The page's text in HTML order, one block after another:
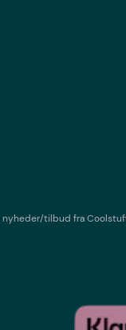
nyheder/tilbud fra